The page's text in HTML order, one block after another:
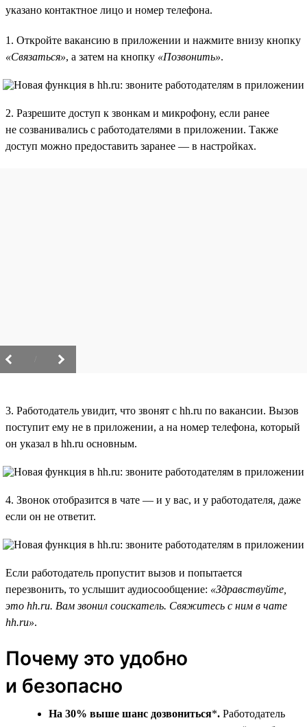
указано контактное лицо и номер телефона.
1. Откройте вакансию в приложении и нажмите внизу кнопку
«Связаться», а затем на кнопку «Позвонить».
2. Разрешите доступ к звонкам и микрофону, если ранее
не созванивались с работодателями в приложении. Также
доступ можно предоставить заранее — в настройках.
3. Работодатель увидит, что звонят с hh.ru по вакансии. Вызов
поступит ему не в приложении, а на номер телефона, который
он указал в hh.ru основным.
4. Звонок отобразится в чате — и у вас, и у работодателя, даже
если он не ответит.
Если работодатель пропустит вызов и попытается
перезвонить, то услышит аудиосообщение: «Здравствуйте,
это hh.ru. Вам звонил соискатель. Свяжитесь с ним в чате
hh.ru».
Почему это удобно
и безопасно
На 30% выше шанс дозвониться*. Работодатель